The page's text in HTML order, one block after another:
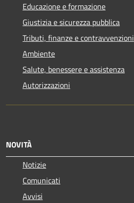
Educazione e formazione
Giustizia e sicurezza pubblica
Tributi, finanze e contravvenzioni
Ambiente
Salute, benessere e assistenza
Autorizzazioni
NOVITÀ
Notizie
Comunicati
Avvisi